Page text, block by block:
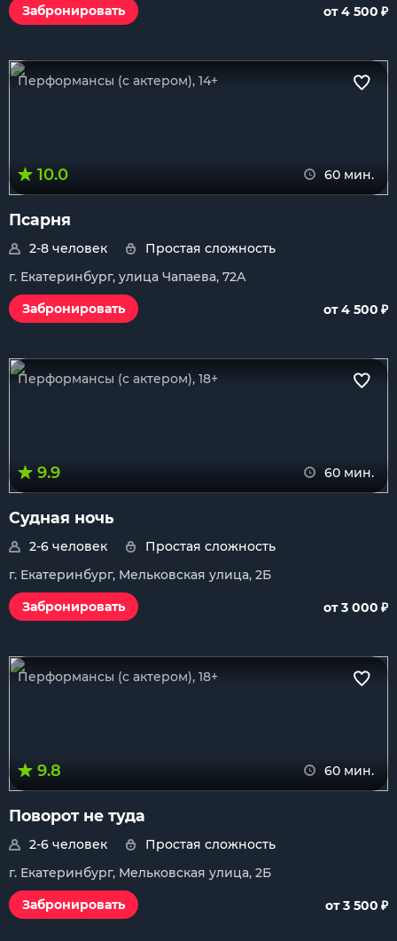
Забронировать
от 4 500 ₽
Перформансы (с актером), 14+
10.0 60 мин.
Псарня
2-8 человек
Простая сложность
г. Екатеринбург, улица Чапаева, 72А
Забронировать
от 4 500 ₽
Перформансы (с актером), 18+
9.9 60 мин.
Судная ночь
2-6 человек
Простая сложность
г. Екатеринбург, Мельковская улица, 2Б
Забронировать
от 3 000 ₽
Перформансы (с актером), 18+
9.8 60 мин.
Поворот не туда
2-6 человек
Простая сложность
г. Екатеринбург, Мельковская улица, 2Б
Забронировать
от 3 500 ₽